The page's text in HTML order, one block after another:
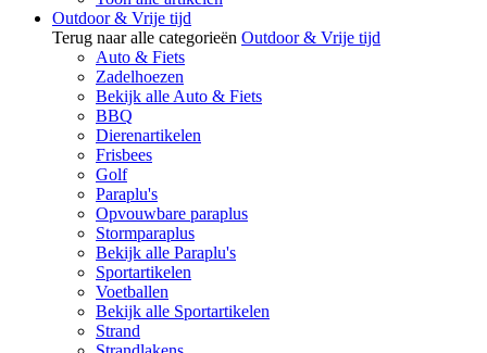
Outdoor & Vrije tijd
Terug naar alle categorieën Outdoor & Vrije tijd
Auto & Fiets
Zadelhoezen
Bekijk alle Auto & Fiets
BBQ
Dierenartikelen
Frisbees
Golf
Paraplu's
Opvouwbare paraplus
Stormparaplus
Bekijk alle Paraplu's
Sportartikelen
Voetballen
Bekijk alle Sportartikelen
Strand